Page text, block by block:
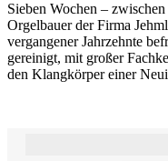
Sieben Wochen –
Orgelbauer der Firma
vergangener Jahrzehnte
gereinigt, mit großer
den Klangkörper einer